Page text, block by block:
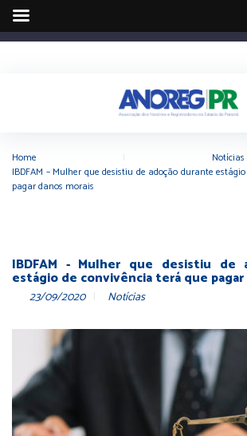
Home Notícias
IBDFAM – Mulher que desistiu de adoção durante
pagar danos morais
IBDFAM - Mulher que desistiu de
estágio de convivência terá que pagar
23/09/2020 Notícias